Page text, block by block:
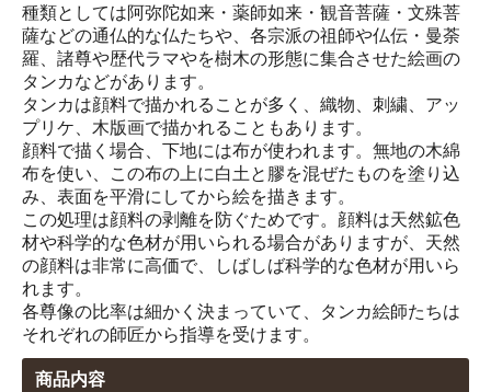
種類としては阿弥陀如来・薬師如来・観音菩薩・文殊菩
薩などの通仏的な仏たちや、各宗派の祖師や仏伝・曼荼
羅、諸尊や歴代ラマやを樹木の形態に集合させた絵画の
タンカなどがあります。
タンカは顔料で描かれることが多く、織物、刺繍、アッ
プリケ、木版画で描かれることもあります。
顔料で描く場合、下地には布が使われます。無地の木綿
布を使い、この布の上に白土と膠を混ぜたものを塗り込
み、表面を平滑にしてから絵を描きます。
この処理は顔料の剥離を防ぐためです。顔料は天然鉱色
材や科学的な色材が用いられる場合がありますが、天然
の顔料は非常に高価で、しばしば科学的な色材が用いら
れます。
各尊像の比率は細かく決まっていて、タンカ絵師たちは
それぞれの師匠から指導を受けます。
商品内容